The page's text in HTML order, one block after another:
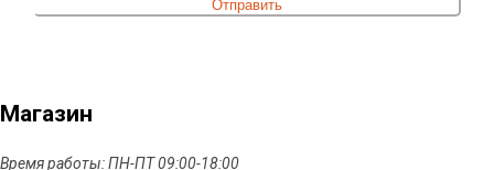
Магазин
Время работы: ПН-ПТ 09:00-18:00